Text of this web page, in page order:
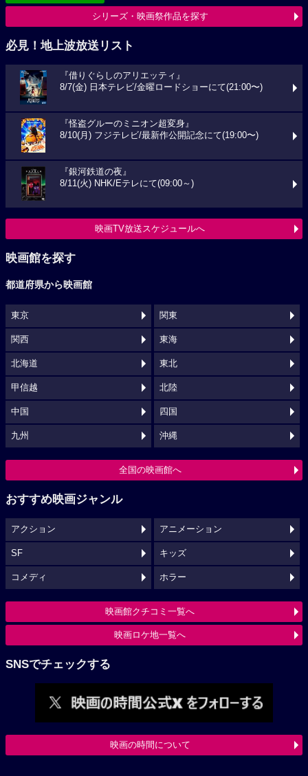
シリーズ・映画祭作品を探す
必見！地上波放送リスト
『借りぐらしのアリエッティ』
8/7(金) 日本テレビ/金曜ロードショーにて(21:00〜)
『怪盗グルーのミニオン超変身』
8/10(月) フジテレビ/最新作公開記念にて(19:00〜)
『銀河鉄道の夜』
8/11(火) NHK/Eテレにて(09:00～)
映画TV放送スケジュールへ
映画館を探す
都道府県から映画館
東京 関東
関西 東海
北海道 東北
甲信越 北陸
中国 四国
九州 沖縄
全国の映画館へ
おすすめ映画ジャンル
アクション アニメーション
SF キッズ
コメディ ホラー
映画館クチコミ一覧へ
映画ロケ地一覧へ
SNSでチェックする
映画の時間について